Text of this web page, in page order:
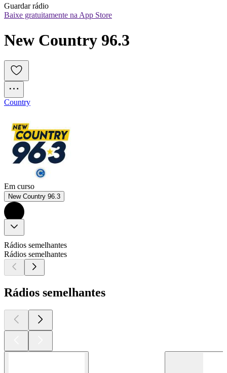
Guardar rádio
Baixe gratuitamente na App Store
New Country 96.3
Country
Em curso
New Country 96.3
Rádios semelhantes
Rádios semelhantes
Rádios semelhantes